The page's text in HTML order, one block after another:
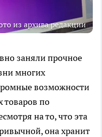
из архива редакции
заняли прочное
многих
возможности
товаров по
на то, что эта
она хранит